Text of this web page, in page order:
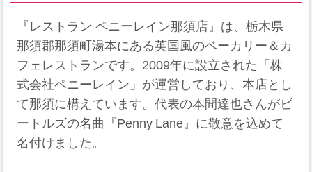
『レストラン ペニーレイン那須店』は、栃木県
那須郡那須町湯本にある英国風のベーカリー＆カ
フェレストランです。2009年に設立された「株
式会社ペニーレイン」が運営しており、本店とし
て那須に構えています。代表の本間達也さんがビ
ートルズの名曲『Penny Lane』に敬意を込めて
名付けました。